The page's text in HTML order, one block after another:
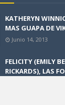
KATHERYN
MAS GUAPA DE
Junio 14, 2013
FELICITY (EMILY
RICKARDS), LAS